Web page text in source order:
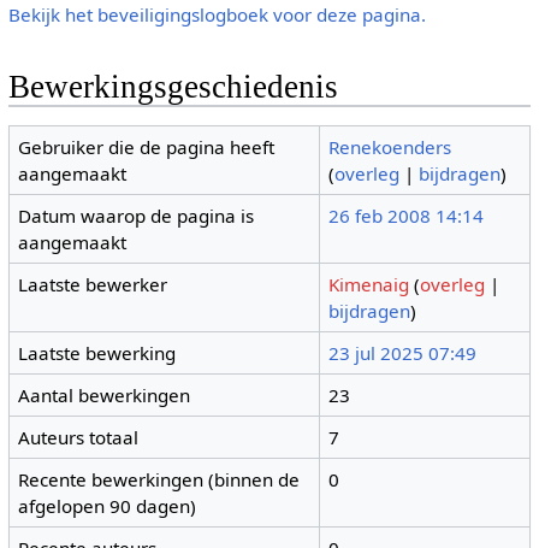
Bekijk het beveiligingslogboek voor deze pagina.
Bewerkingsgeschiedenis
Gebruiker die de pagina heeft
aangemaakt
Renekoenders
(overleg | bijdragen)
Datum waarop de pagina is
aangemaakt
26 feb 2008 14:14
Laatste bewerker Kimenaig (overleg |
bijdragen)
Laatste bewerking
23 jul 2025 07:49
Aantal bewerkingen
23
Auteurs totaal
7
Recente bewerkingen (binnen de
afgelopen 90 dagen)
0